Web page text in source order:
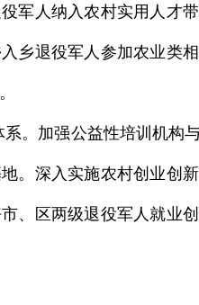
军人纳入农村实用人才
乡退役军人参加农业类
。 加强公益性培训机构
。 深入实施农村创业创
市、区两级退役军人就业